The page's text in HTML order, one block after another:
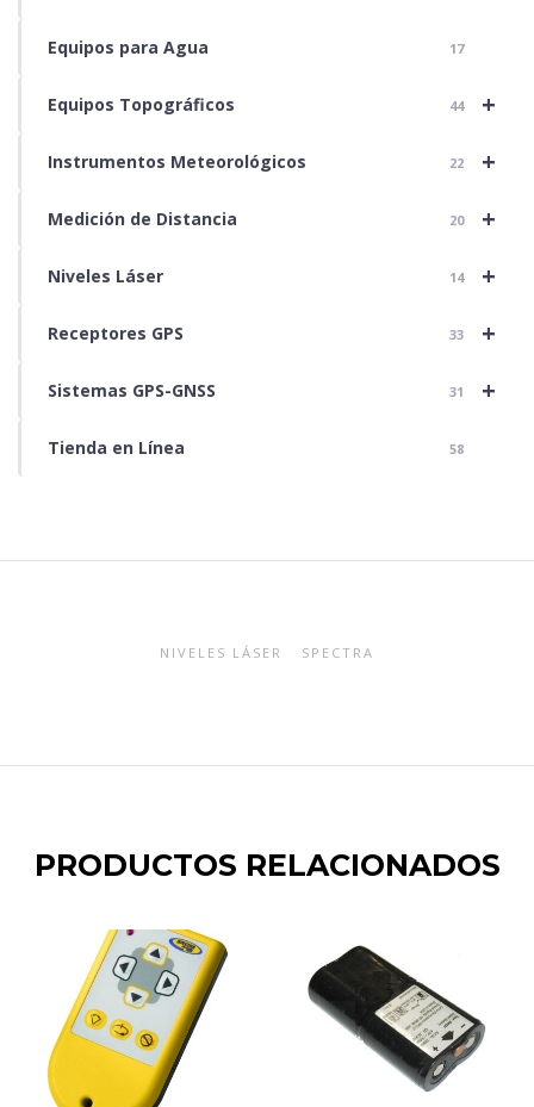
Equipos para Agua 17
+
Equipos Topográficos 44
+
Instrumentos Meteorológicos 22
+
Medición de Distancia 20
+
Niveles Láser 14
+
Receptores GPS 33
+
Sistemas GPS-GNSS 31
Tienda en Línea 58
NIVELES LÁSER SPECTRA
PRODUCTOS RELACIONADOS